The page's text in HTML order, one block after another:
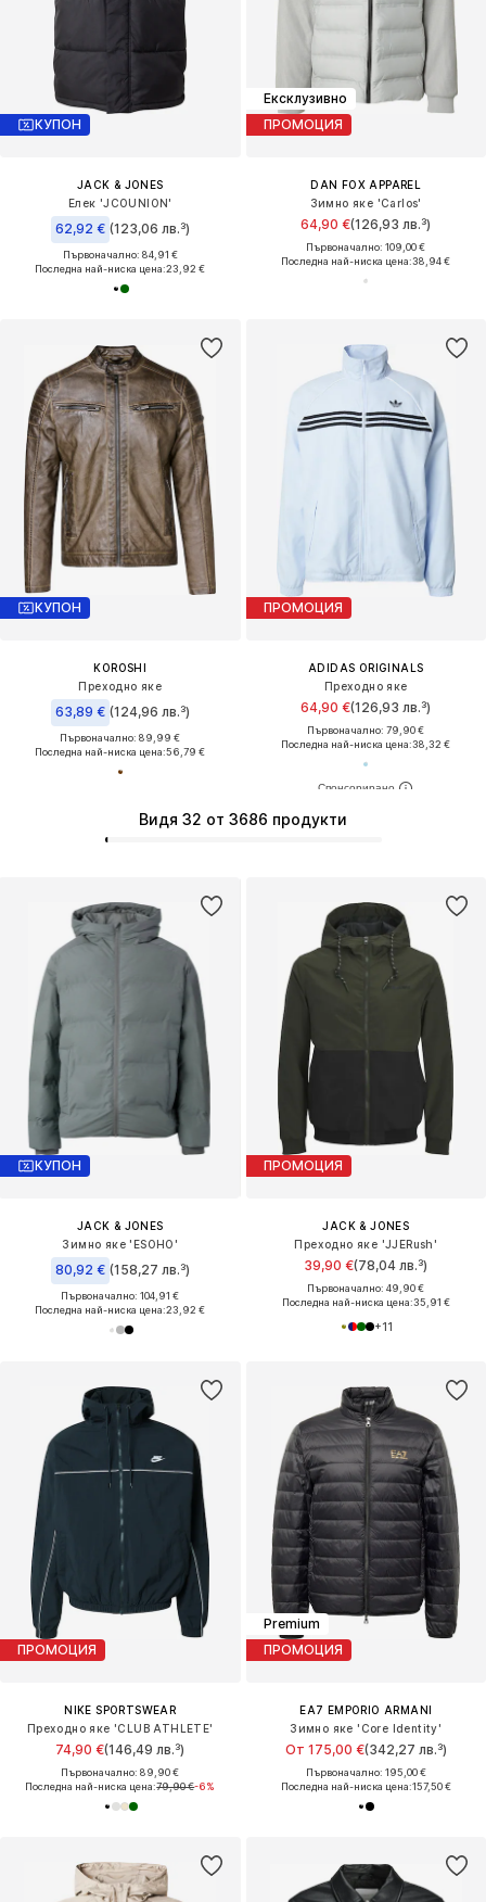
КУПОН
JACK & JONES
Елек 'JCOUNION'
62,92 € (123,06 лв.³)
Първоначално: 84,91 €
Последна най-ниска цена:23,92 €
Ексклузивно
ПРОМОЦИЯ
DAN FOX APPAREL
Зимно яке 'Carlos'
64,90 €(126,93 лв.³)
Първоначално: 109,00 €
Последна най-ниска цена:38,94 €
КУПОН
KOROSHI
Преходно яке
63,89 € (124,96 лв.³)
Първоначално: 89,99 €
Последна най-ниска цена:56,79 €
ПРОМОЦИЯ
ADIDAS ORIGINALS
Преходно яке
64,90 €(126,93 лв.³)
Първоначално: 79,90 €
Последна най-ниска цена:38,32 €
КУПОН
JACK & JONES
Зимно яке 'ESOHO'
80,92 € (158,27 лв.³)
Първоначално: 104,91 €
Последна най-ниска цена:23,92 €
ПРОМОЦИЯ
JACK & JONES
Преходно яке 'JJERush'
39,90 €(78,04 лв.³)
Първоначално: 49,90 €
Последна най-ниска цена:35,91 €
+11
ПРОМОЦИЯ
NIKE SPORTSWEAR
Преходно яке 'CLUB ATHLETE'
74,90 €(146,49 лв.³)
Първоначално: 89,90 €
Последна най-ниска цена:79,90 €-6%
Premium
ПРОМОЦИЯ
EA7 EMPORIO ARMANI
Зимно яке 'Core Identity'
От 175,00 €(342,27 лв.³)
Първоначално: 195,00 €
Последна най-ниска цена:157,50 €
Видя 32 от 3686 продукти